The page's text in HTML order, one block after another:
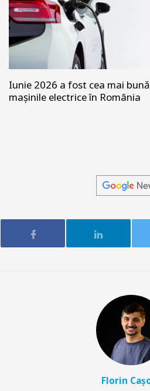
Iunie 2026 a fost cea mai
mașinile electrice în România
Florin